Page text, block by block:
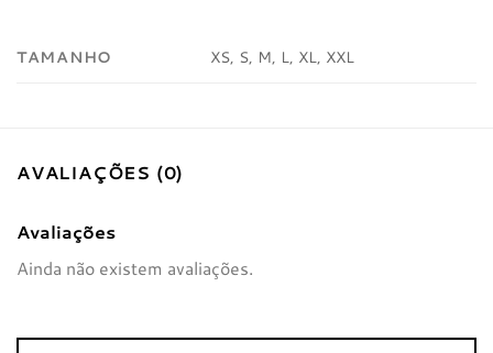
TAMANHO XS, S, M, L, XL, XXL
AVALIAÇÕES (0)
Avaliações
Ainda não existem avaliações.